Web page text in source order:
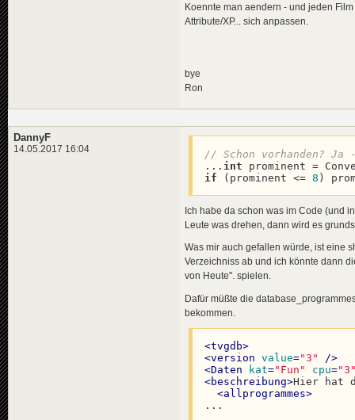
Koennte man aendern - und jeden
Attribute/XP... sich anpassen.
bye
Ron
DannyF
14.05.2017 16:04
// Schon vorhanden? Ja
... int prominent =
if (prominent <= 8 )
Ich habe da schon was im Code (und
Leute was drehen, dann wird es
Was mir auch gefallen würde, ist eine
Verzeichniss ab und ich könnte dann
von Heute". spielen.
Dafür müßte die
bekommen.
<tvgdb>
<version value="3" />
<Daten kat="Fun" cpu=
<beschreibung>Hier hat
<allprogrammes>
...